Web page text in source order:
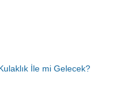
İle mi Gelecek?